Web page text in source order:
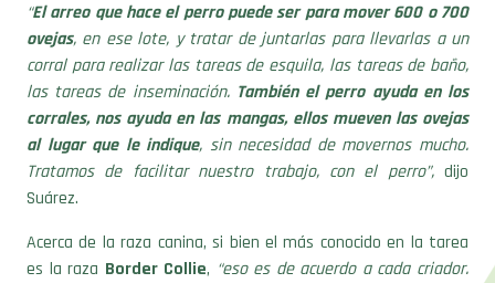
“El arreo que hace el perro puede ser para mover 600 o 700
ovejas, en ese lote, y tratar de juntarlas para llevarlas a un
corral para realizar las tareas de esquila, las tareas de baño,
las tareas de inseminación. También el perro ayuda en los
corrales, nos ayuda en las mangas, ellos mueven las ovejas
al lugar que le indique, sin necesidad de movernos mucho.
Tratamos de facilitar nuestro trabajo, con el perro”,dijo
Suárez.
Acerca de la raza canina, si bien el más conocido en la tarea
es la raza Border Collie, “eso es de acuerdo a cada criador.